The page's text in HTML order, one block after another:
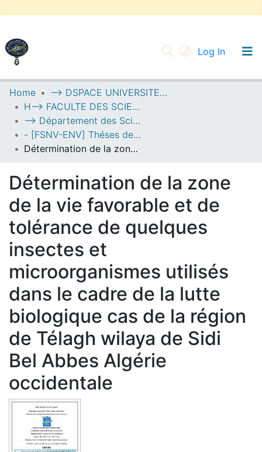
Log In
UNIVERSITY OF D.L SIDI BEL ABBES
Communities & Collections
All of DSpace
Statistics
Home
--> DSPACE UNIVERSITE DJILALLI LIABES DE SIDI BEL ABBES
H--> FACULTE DES SCIENCES DE LA NATURE ET DE LA VIE
--> Département des Sciences de l’Environnement
- [FSNV-ENV] Théses de Master II
Détermination de la zone de la vie favorable et de tolérance de quelques insectes et microorganismes utilisés dans le cadre de la lutte biologique cas de la région de Télagh wilaya de Sidi Bel Abbes Algérie occidentale
Détermination de la zone
de la vie favorable et de
tolérance de quelques
insectes et
microorganismes utilisés
dans le cadre de la lutte
biologique cas de la région
de Télagh wilaya de Sidi
Bel Abbes Algérie
occidentale